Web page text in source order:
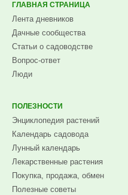
ГЛАВНАЯ СТРАНИЦА
Лента дневников
Дачные сообщества
Статьи о садоводстве
Вопрос-ответ
Люди
ПОЛЕЗНОСТИ
Энциклопедия растений
Календарь садовода
Лунный календарь
Лекарственные растения
Покупка, продажа, обмен
Полезные советы